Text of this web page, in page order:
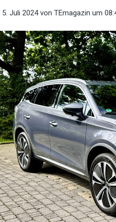
5. Juli 2024von TEmagazin um